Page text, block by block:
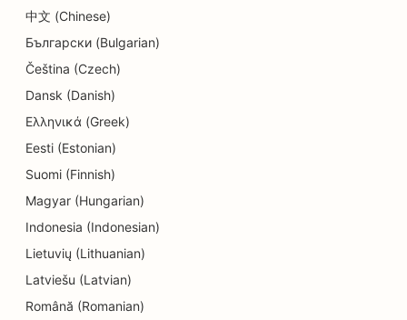
中文 (Chinese)
Български (Bulgarian)
Čeština (Czech)
Dansk (Danish)
Ελληνικά (Greek)
Eesti (Estonian)
Suomi (Finnish)
Magyar (Hungarian)
Indonesia (Indonesian)
Lietuvių (Lithuanian)
Latviešu (Latvian)
Română (Romanian)